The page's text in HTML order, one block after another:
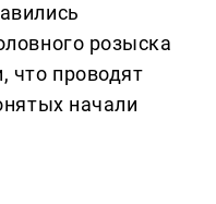
розыска
что проводят
начали